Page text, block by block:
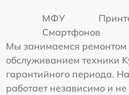
МФУ
Смартфонов
Мы занимаемся ремонтом
обслуживанием техники
гарантийного периода.
работает независимо и